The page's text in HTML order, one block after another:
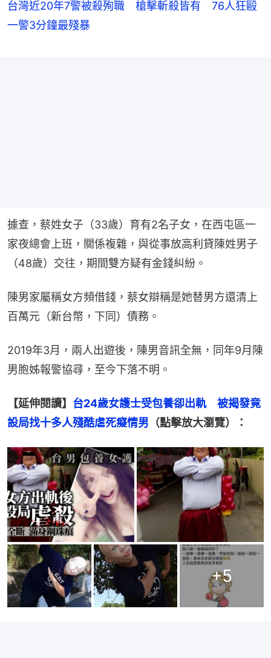
台灣近20年7警被殺殉職 槍擊斬殺皆有 76人狂毆
一警3分鐘最殘暴
據查，蔡姓女子（33歲）育有2名子女，在西屯區一
家夜總會上班，關係複雜，與從事放高利貸陳姓男子
（48歲）交往，期間雙方疑有金錢糾紛。
陳男家屬稱女方頻借錢，蔡女辯稱是她替男方還清上
百萬元（新台幣，下同）債務。
2019年3月，兩人出遊後，陳男音訊全無，同年9月陳
男胞姊報警協尋，至今下落不明。
【延伸閱讀】 台24歲女護士受包養卻出軌　被揭發竟
設局找十多人殘酷虐死癡情男 （點擊放大瀏覽）：
+5